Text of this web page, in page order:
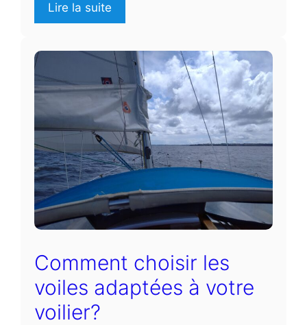
Lire la suite
Comment choisir les
voiles adaptées à votre
voilier?